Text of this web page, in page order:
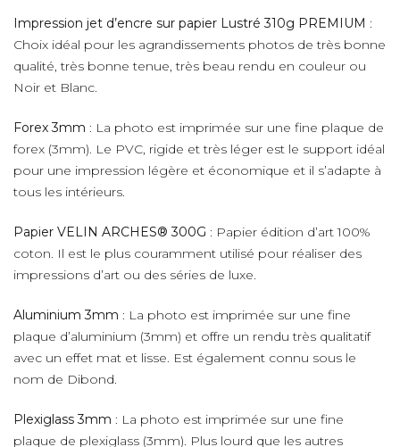
Impression jet d’encre sur papier Lustré 310g PREMIUM :
Choix idéal pour les agrandissements photos de très bonne
qualité, très bonne tenue, très beau rendu en couleur ou
Noir et Blanc.
Forex 3mm : La photo est imprimée sur une fine plaque de
forex (3mm). Le PVC, rigide et très léger est le support idéal
pour une impression légère et économique et il s’adapte à
tous les intérieurs.
Papier VELIN ARCHES® 300G : Papier édition d’art 100%
coton. Il est le plus couramment utilisé pour réaliser des
impressions d’art ou des séries de luxe.
Aluminium 3mm : La photo est imprimée sur une fine
plaque d’aluminium (3mm) et offre un rendu très qualitatif
avec un effet mat et lisse. Est également connu sous le
nom de Dibond.
Plexiglass 3mm : La photo est imprimée sur une fine
plaque de plexiglass (3mm). Plus lourd que les autres